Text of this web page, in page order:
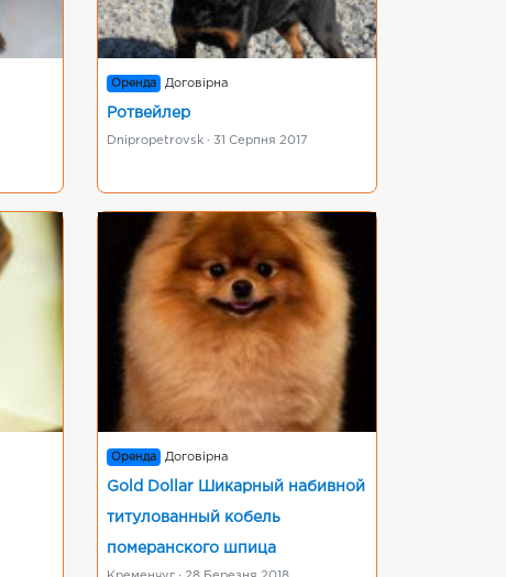
Оренда Договірна
Ротвейлер
Dnipropetrovsk · 31 Серпня 2017
Оренда Договірна
Gold Dollar Шикарный набивной
титулованный кобель
померанского шпица